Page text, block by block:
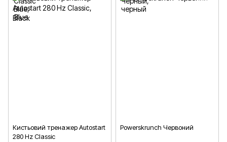
Кистьовий тренажер Autostart
280 Hz Classic
Powerskrunch Червоний